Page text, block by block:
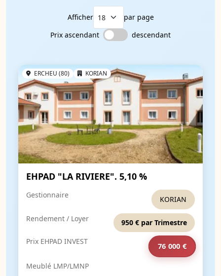
Afficher
par page
Prix ascendant
descendant
ERCHEU (80) KORIAN
EHPAD "LA RIVIERE". 5,10 %
Gestionnaire KORIAN
Rendement / Loyer
950 € par Trimestre
Prix EHPAD INVEST
76 000 €
Meublé LMP/LMNP